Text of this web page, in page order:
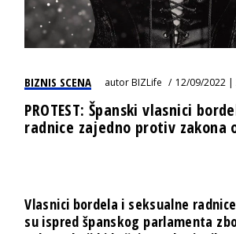
BIZNIS SCENA autorBIZLife 12/09/2022 |
PROTEST: Španski vlasnici
radnice zajedno protiv
Vlasnici bordela i seksualne
su ispred španskog parlamenta